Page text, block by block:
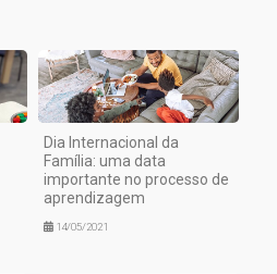
Dia Internacional da
Família: uma data
importante no processo de
aprendizagem
14/05/2021